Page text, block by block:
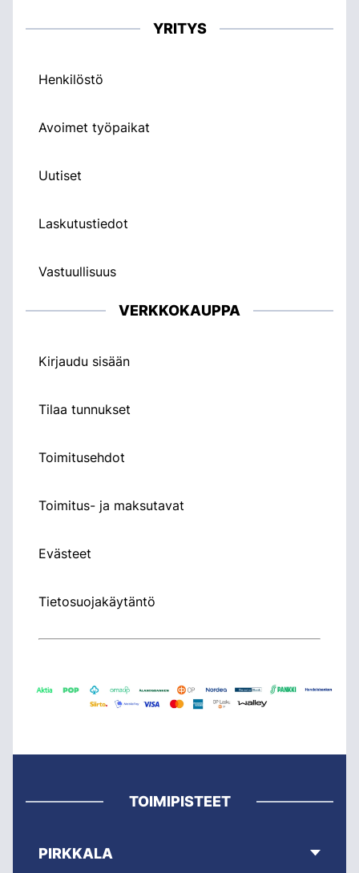
YRITYS
Henkilöstö
Avoimet työpaikat
Uutiset
Laskutustiedot
Vastuullisuus
VERKKOKAUPPA
Kirjaudu sisään
Tilaa tunnukset
Toimitusehdot
Toimitus- ja maksutavat
Evästeet
Tietosuojakäytäntö
TOIMIPISTEET
PIRKKALA